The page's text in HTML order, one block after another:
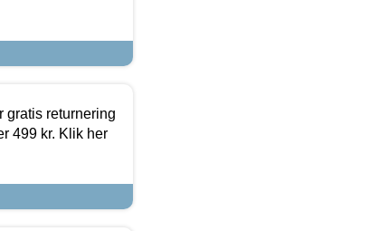
gratis returnering
499 kr. Klik her